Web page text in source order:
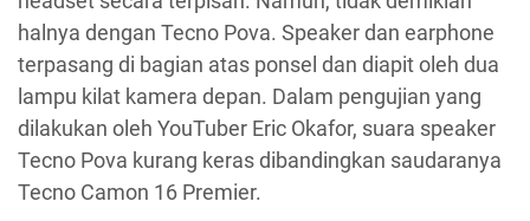
halnya dengan Tecno Pova. Speaker dan earphone
terpasang di bagian atas ponsel dan diapit oleh dua
lampu kilat kamera depan. Dalam pengujian yang
dilakukan oleh YouTuber Eric Okafor, suara speaker
Tecno Pova kurang keras dibandingkan saudaranya
Tecno Camon 16 Premier.